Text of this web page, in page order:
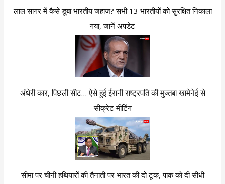
लाल सागर में कैसे डूबा भारतीय जहाज? सभी 13 भारतीयों को सुरक्षित निकाला
गया, जानें अपडेट
अंधेरी कार, पिछली सीट… ऐसे हुई ईरानी राष्ट्रपति की मुज्तबा खामेनेई से
सीक्रेट मीटिंग
सीमा पर चीनी हथियारों की तैनाती पर भारत की दो टूक, पाक को दी सीधी